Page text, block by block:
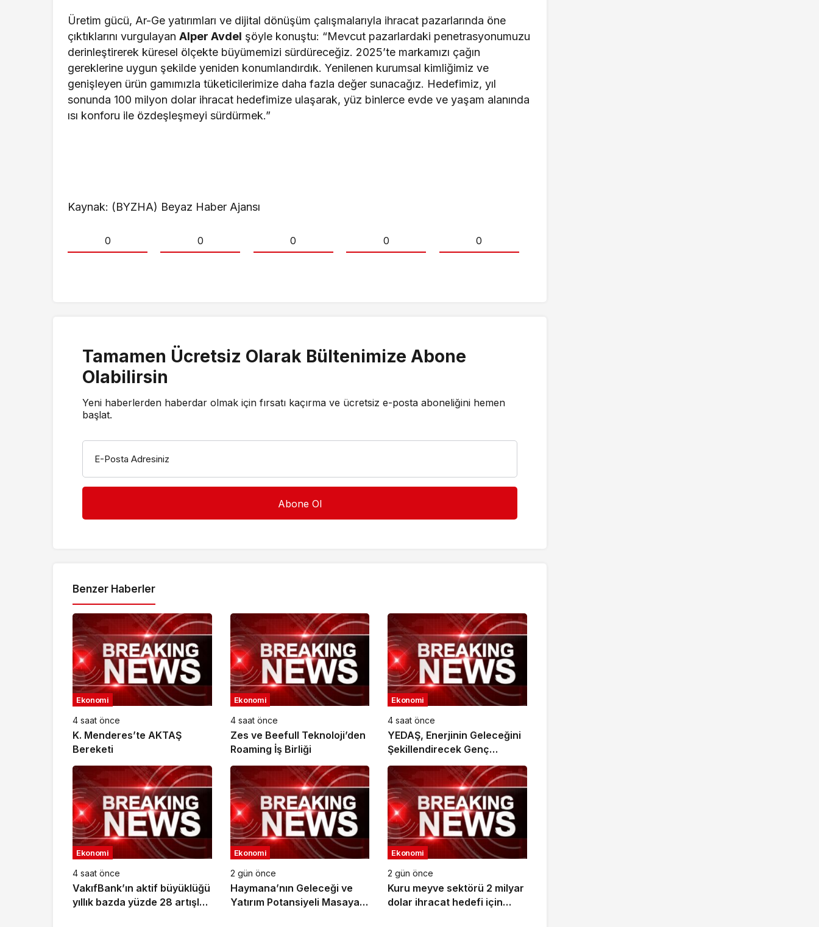
Üretim gücü, Ar-Ge yatırımları ve dijital dönüşüm çalışmalarıyla ihracat pazarlarında öne
çıktıklarını vurgulayanAlper Avdel şöyle konuştu: “Mevcut pazarlardaki penetrasyonumuzu
derinleştirerek küresel ölçekte büyümemizi sürdüreceğiz. 2025’te markamızı çağın
gereklerine uygun şekilde yeniden konumlandırdık. Yenilenen kurumsal kimliğimiz ve
genişleyen ürün gamımızla tüketicilerimize daha fazla değer sunacağız. Hedefimiz, yıl
sonunda 100 milyon dolar ihracat hedefimize ulaşarak, yüz binlerce evde ve yaşam alanında
ısı konforu ile özdeşleşmeyi sürdürmek.”
Kaynak: (BYZHA) Beyaz Haber Ajansı
0 0 0 0 0
Tamamen Ücretsiz Olarak Bültenimize Abone
Olabilirsin
Yeni haberlerden haberdar olmak için fırsatı kaçırma ve ücretsiz e-posta aboneliğini hemen
başlat.
E-Posta Adresiniz
Benzer Haberler
Ekonomi
4 saat önce
K. Menderes’te AKTAŞ
Bereketi
Ekonomi
4 saat önce
Zes ve Beefull Teknoloji’den
Roaming İş Birliği
Ekonomi
4 saat önce
YEDAŞ, Enerjinin Geleceğini
Şekillendirecek Genç
Yetenekleri Arıyor
Ekonomi
4 saat önce
VakıfBank’ın aktif büyüklüğü
yıllık bazda yüzde 28 artışla
Ekonomi
2 gün önce
Haymana’nın Geleceği ve
Yatırım Potansiyeli Masaya
Ekonomi
2 gün önce
Kuru meyve sektörü 2 milyar
dolar ihracat hedefi için